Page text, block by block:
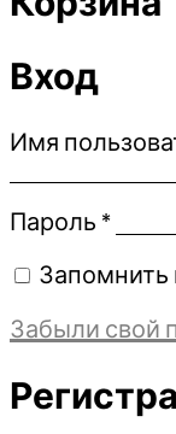
Вход
Имя
Пароль *
Запомнить
Забыли свой